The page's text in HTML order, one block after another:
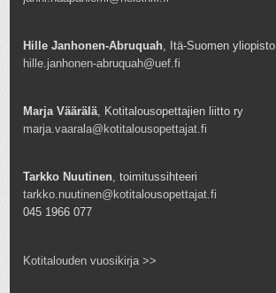
Hille Janhonen-Abruquah, Itä-Suomen yliopisto
hille.janhonen-abruquah@uef.fi
Marja Väärälä, Kotitalousopettajien liitto ry
marja.vaarala@kotitalousopettajat.fi
Tarkko Nuutinen, toimitussihteeri
tarkko.nuutinen@kotitalousopettajat.fi
045 1966 077
Kotitalouden vuosikirja >>